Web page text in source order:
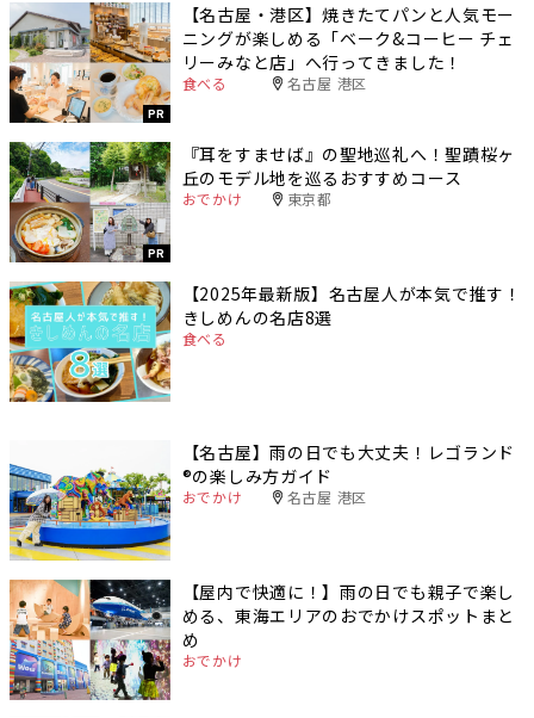
PR
【名古屋・港区】焼きたてパンと人気モー
ニングが楽しめる「ベーク&コーヒー チェ
リーみなと店」へ行ってきました！
食べる 名古屋 港区
PR
『耳をすませば』の聖地巡礼へ！聖蹟桜ヶ
丘のモデル地を巡るおすすめコース
おでかけ 東京都
【2025年最新版】名古屋人が本気で推す！
きしめんの名店8選
食べる
【名古屋】雨の日でも大丈夫！レゴランド
®️の楽しみ方ガイド
おでかけ 名古屋 港区
【屋内で快適に！】雨の日でも親子で楽し
める、東海エリアのおでかけスポットまと
め
おでかけ